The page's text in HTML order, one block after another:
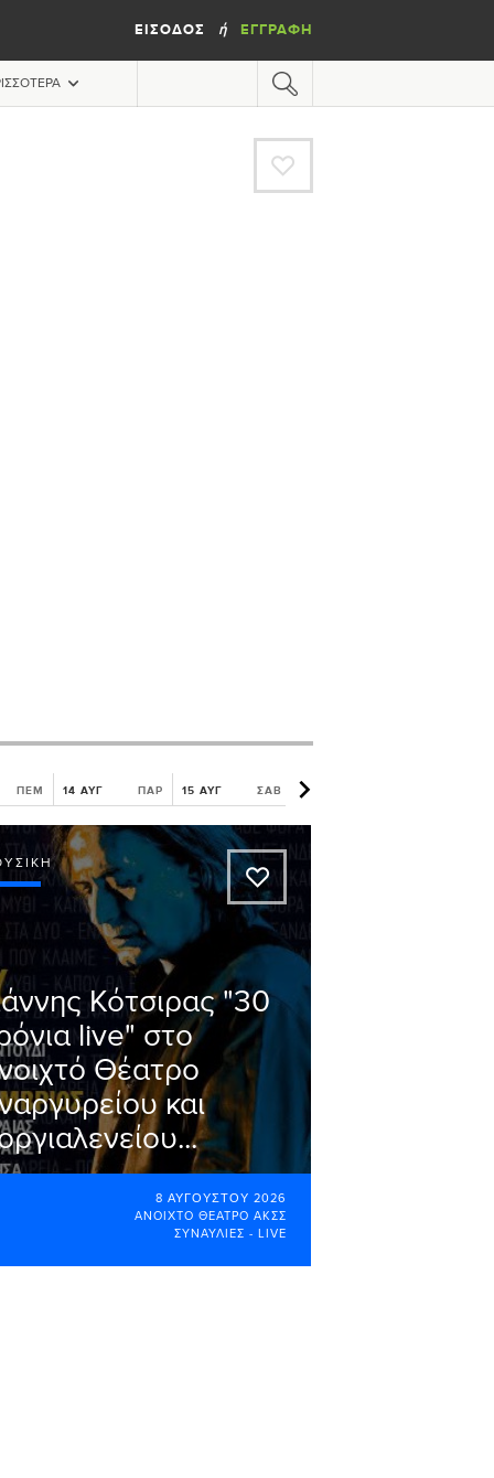
ΕΊΣΟΔΟΣ ή ΕΓΓΡΑΦΉ
A
ΠΕΜ 14 ΑΥΓ ΠΑΡ 15 ΑΥΓ ΣΑΒ 16 ΑΥΓ
A
Κότσιρας "30
live" στο
Θέατρο
και
8 ΑΥΓΟΎΣΤΟΥ 2026
ΑΝΟΙΧΤΌ ΘΈΑΤΡΟ ΑΚΣΣ
ΣΥΝΑΥΛΊΕΣ - LIVE